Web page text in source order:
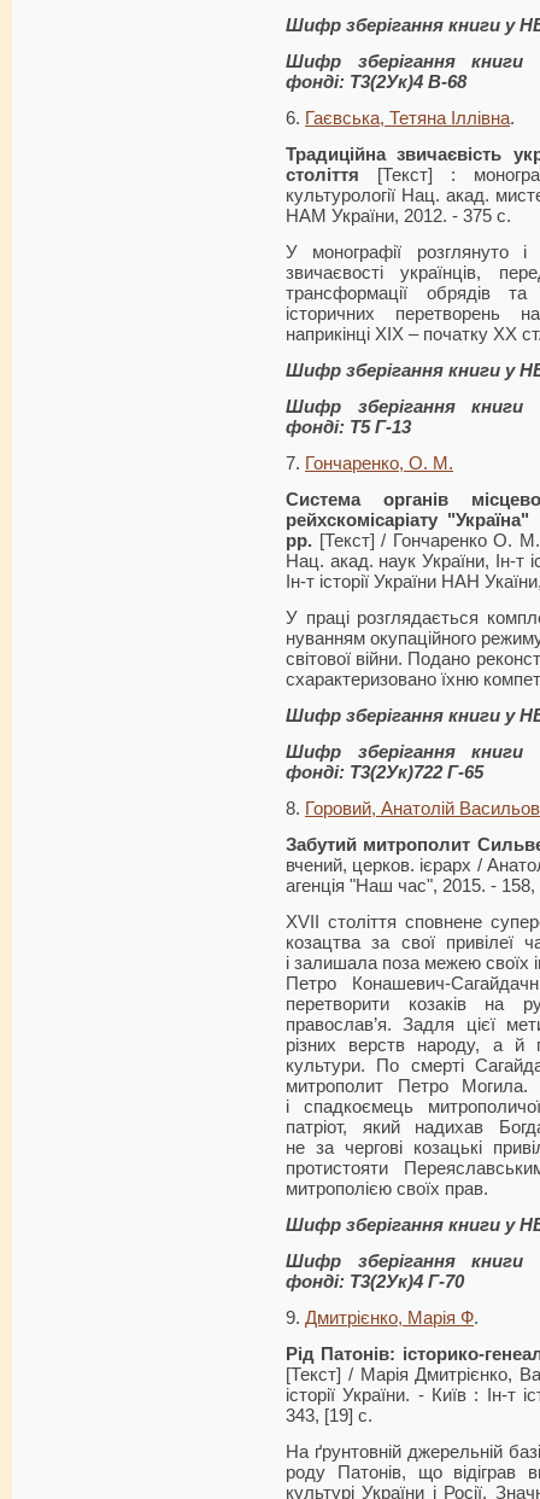
Шифр зберігання книги у
Шифр зберігання книги
фонді: Т3(2Ук)4 В-68
6. Гаєвська, Тетяна Іллівна.
Традиційна звичаєвість
століття [Текст] :
культурології Нац. акад.
НАМ України, 2012. - 375 с.
У монографії розглянуто і
звичаєвості українців,
трансформації обрядів та
історичних перетворень
наприкінці ХІХ – початку ХХ
Шифр зберігання книги у
Шифр зберігання книги
фонді: Т5 Г-13
7. Гончаренко, О. М.
Система органів
рейхскомісаріату
рр. [Текст] / Гончаренко О.
Нац. акад. наук України, Ін-т
Ін-т історії України НАН
У праці розглядається
нуванням окупаційного
світової війни. Подано
сха­рактеризовано їхню
Шифр зберігання книги у
Шифр зберігання книги
фонді: Т3(2Ук)722 Г-65
8. Горовий, Анатолій
Забутий митрополит
вчений, церков. ієрарх /
агенція "Наш час", 2015. - 158,
XVII століття сповнене
козацтва за свої привілеї
і залишала поза межею своїх
Петро Конашевич-
перетворити козаків на
православ’я. Задля цієї
різних верств народу, а й
культури. По смерті
митрополит Петро
і спадкоємець
патріот, який надихав
не за чергові козацькі
протистояти
митрополією своїх прав.
Шифр зберігання книги у
Шифр зберігання книги
фонді: Т3(2Ук)4 Г-70
9. Дмитрієнко, Марія Ф.
Рід Патонів: історико-
[Текст] / Марія Дмитрієнко,
історії України. - Київ : Ін-т
343, [19] с.
На ґрунтовній джерельній
роду Патонів, що відіграв
культурі України і Росії.